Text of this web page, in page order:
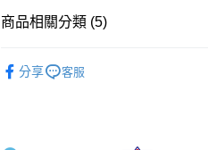
消。如遇「轉專審核」未通過狀況，表示
無法說明評估內容。
醒簡訊。
每筆NT$100，滿NT$499(含以上)免
付款後全家取貨
商品相關分類 (5)
▶
分享 客服